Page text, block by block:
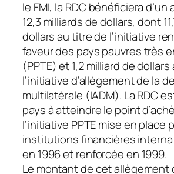
le FMI, la RDC bénéficiera
12,3 milliards de dollars, dont
dollars au titre de l’initiative
faveur des pays pauvres très
(PPTE) et 1,2 milliard de
l’initiative d’allégement de la
multilatérale (IADM). La RDC
pays à atteindre le point
l’initiative PPTE mise en place
institutions financières
en 1996 et renforcée en 1999.
Le montant de cet